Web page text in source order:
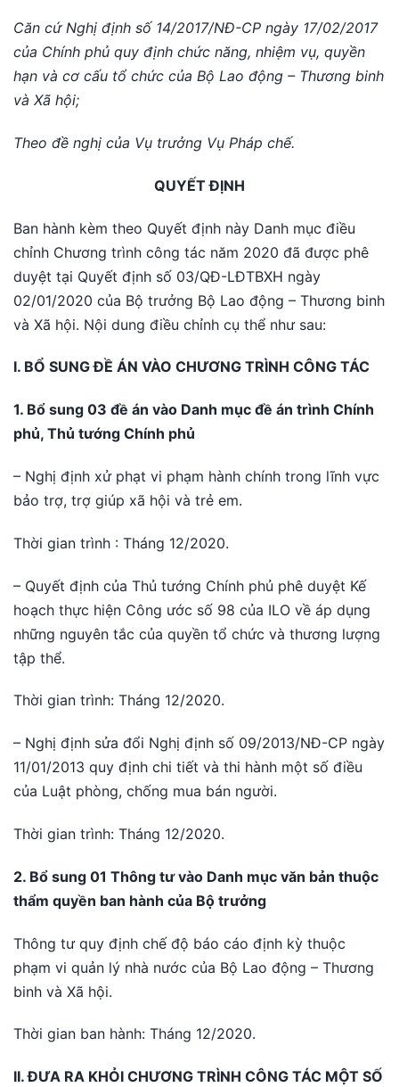
Căn cứ Nghị định số 14/2017/NĐ-CP ngày 17/02/2017
của Chính phủ quy định chức năng, nhiệm vụ, quyền
hạn và cơ cấu tổ chức của Bộ Lao động – Thương binh
và Xã hội;
Theo đề nghị của Vụ trưởng Vụ Pháp chế.
QUYẾT ĐỊNH
Ban hành kèm theo Quyết định này Danh mục điều
chỉnh Chương trình công tác năm 2020 đã được phê
duyệt tại Quyết định số 03/QĐ-LĐTBXH ngày
02/01/2020 của Bộ trưởng Bộ Lao động – Thương binh
và Xã hội. Nội dung điều chỉnh cụ thể như sau:
I. BỔ SUNG ĐỀ ÁN VÀO CHƯƠNG TRÌNH CÔNG TÁC
1. Bổ sung 03 đề án vào Danh mục đề án trình Chính
phủ, Thủ tướng Chính phủ
– Nghị định xử phạt vi phạm hành chính trong lĩnh vực
bảo trợ, trợ giúp xã hội và trẻ em.
Thời gian trình : Tháng 12/2020.
– Quyết định của Thủ tướng Chính phủ phê duyệt Kế
hoạch thực hiện Công ước số 98 của ILO về áp dụng
những nguyên tắc của quyền tổ chức và thương lượng
tập thể.
Thời gian trình: Tháng 12/2020.
– Nghị định sửa đổi Nghị định số 09/2013/NĐ-CP ngày
11/01/2013 quy định chi tiết và thi hành một số điều
của Luật phòng, chống mua bán người.
Thời gian trình: Tháng 12/2020.
2. Bổ sung 01 Thông tư vào Danh mục văn bản thuộc
thẩm quyền ban hành của Bộ trưởng
Thông tư quy định chế độ báo cáo định kỳ thuộc
phạm vi quản lý nhà nước của Bộ Lao động – Thương
binh và Xã hội.
Thời gian ban hành: Tháng 12/2020.
II. ĐƯA RA KHỎI CHƯƠNG TRÌNH CÔNG TÁC MỘT SỐ